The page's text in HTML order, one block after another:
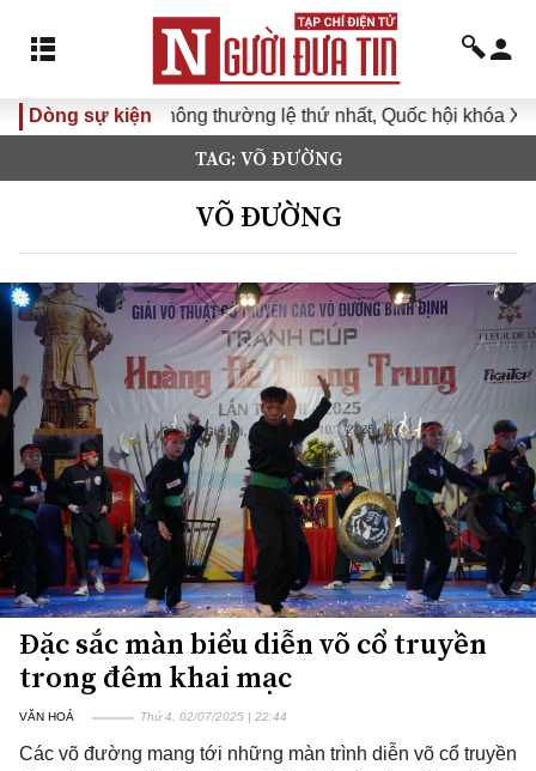
Dòng sự kiện
Kỳ họp không thường lệ thứ nhất, Quốc hội khóa XVI
TAG: VÕ ĐƯỜNG
VÕ ĐƯỜNG
Đặc sắc màn biểu diễn võ cổ truyền
trong đêm khai mạc
VĂN HOÁ Thứ 4, 02/07/2025 | 22:44
Các võ đường mang tới những màn trình diễn võ cổ truyền